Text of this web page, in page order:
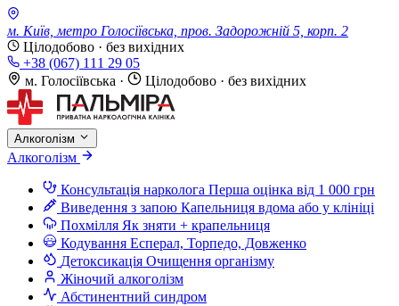
м. Київ, метро Голосіївська, пров. Задорожній 5, корп. 2
Цілодобово · без вихідних
+38 (067) 111 29 05
м. Голосіївська · Цілодобово · без вихідних
Алкоголізм
Алкоголізм
Консультація нарколога Перша оцінка від 1 000 грн
Виведення з запою Капельниця вдома або у клініці
Похмілля Як зняти + крапельниця
Кодування Есперал, Торпедо, Довженко
Детоксикація Очищення організму
Жіночий алкоголізм
Абстинентний синдром